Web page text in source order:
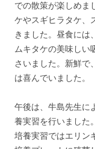
での散策が楽しめま
ケやスギヒラタケ、
きました。昼食には
ムキタケの美味しい
さいました。新鮮で
は喜んでいました。
午後は、牛島先生に
養実習を行いました。
培養実習ではエリン